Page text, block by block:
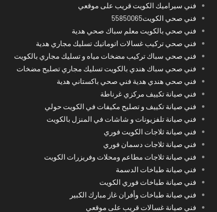
فني سيراميك الكويت قريب على موقعي
فني صحي الكويت55850065
فني صحي بالكويت معلم سباك صحي هدية
فني صحي تركيب غسالات اتوماتيك تسليك مجاري هدية
فني صحي سباك تركيب مضخات مياه و تسليك مجاري بالكويت
فني صحي سباك هندي بالكويت تسليك مجاري تصليح مضخات
فني صحي هندي هدية فني صحي باكستاني هدية
فني صيانة تكييف مركزي غرناطة
فني صيانة تكييف و تصليح مكيفات في الكويت حولي
فني صيانة تلفزيونات و شاشات في المنزل بالكويت
فني صيانة ثلاجات الكويت فوري
فني صيانة ثلاجات دسمان فوري
فني صيانة ثلاجات مطاعم ومحلات وفريزرات الكويت
فني صيانة طباخات الدسمة
فني صيانة طباخات فوري الكويت
فني صيانة طباخات وأفران غاز مبارك الكبير
فني صيانة غسالات قريب على موقعي